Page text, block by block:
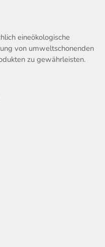
eineökologische
von umweltschonenden
zu gewährleisten.